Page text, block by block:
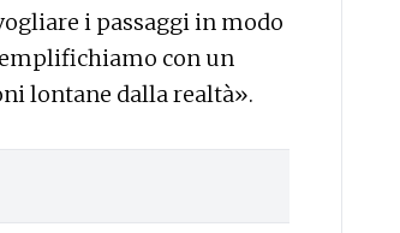
i passaggi in modo
con un
lontane dalla realtà».